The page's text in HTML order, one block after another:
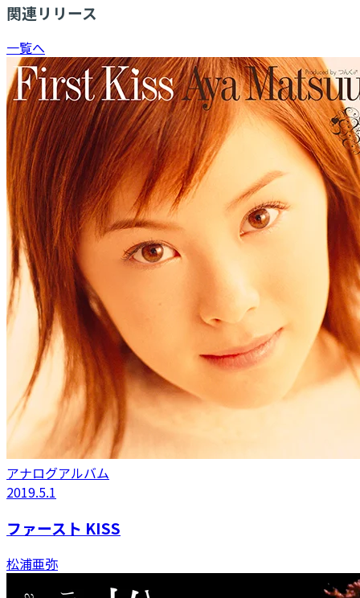
関連リリース
一覧へ
アナログアルバム
2019.5.1
ファースト KISS
松浦亜弥